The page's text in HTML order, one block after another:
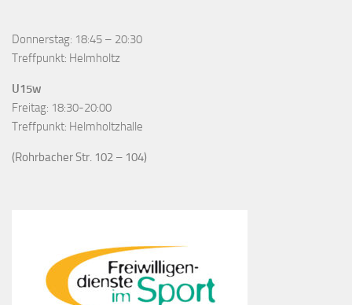
Donnerstag: 18:45 – 20:30
Treffpunkt: Helmholtz
U15w
Freitag: 18:30-20:00
Treffpunkt: Helmholtzhalle
(Rohrbacher Str. 102 – 104)